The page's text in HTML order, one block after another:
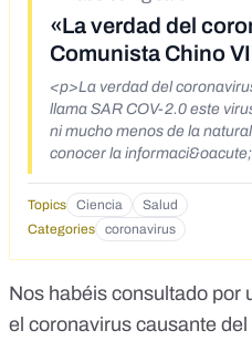
«La verdad del
Comunista Chino
<p>La verdad del
llama SAR COV-2.0 este
ni mucho menos de la
conocer la
el verdadero origen del virus.
modificado y creado en un
Kawaoka en Wuhan (China),
inserciones en otras
adem&aacute;s tiene picos
forma de una corona.<br />
el SARS sobre un simple
Topics Ciencia Salud
Categories
coronavirus
Nos habéis consultado por
el coronavirus causante